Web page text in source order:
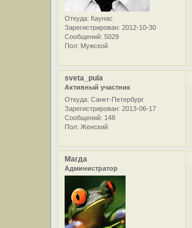
Откуда: Каунас
Зарегистрирован: 2012-10-30
Сообщений: 5029
Пол: Мужской
sveta_pula
Активный участник
Откуда: Санкт-Петербург
Зарегистрирован: 2013-06-17
Сообщений: 148
Пол: Женский
Магда
Администратор